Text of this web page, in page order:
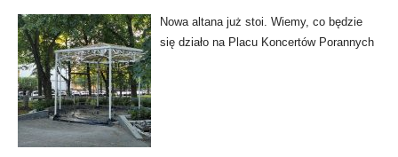
Nowa altana już stoi. Wiemy, co będzie
się działo na Placu Koncertów Porannych